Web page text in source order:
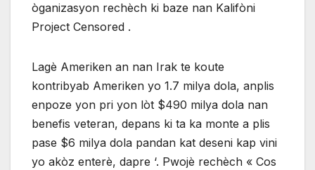
òganizasyon rechèch ki baze nan Kalifòni
Project Censored .
Lagè Ameriken an nan Irak te koute
kontribyab Ameriken yo 1.7 milya dola, anplis
enpoze yon pri yon lòt $490 milya dola nan
benefis veteran, depans ki ta ka monte a plis
pase $6 milya dola pandan kat deseni kap vini
yo akòz enterè, dapre ‘. Pwojè rechèch « Cos